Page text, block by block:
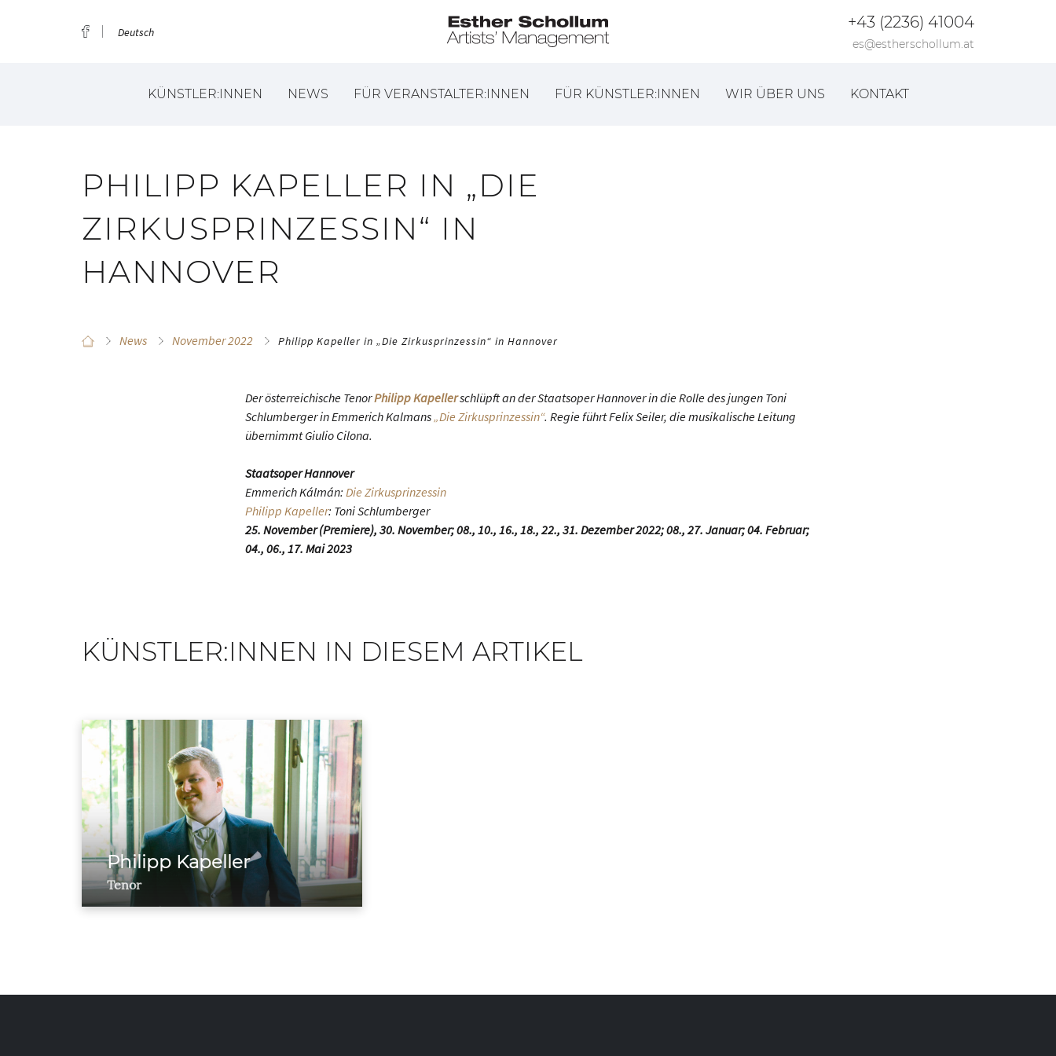
Deutsch
+43 (2236) 41004
es@estherschollum.at
KÜNSTLER:INNEN NEWS FÜR VERANSTALTER:INNEN FÜR KÜNSTLER:INNEN WIR ÜBER UNS KONTAKT
PHILIPP KAPELLER IN „DIE
ZIRKUSPRINZESSIN“ IN
HANNOVER
News November 2022 Philipp Kapeller in „Die Zirkusprinzessin“ in Hannover
Der österreichische TenorPhilipp Kapellerschlüpft an der Staatsoper Hannover in die Rolle des jungen Toni
Schlumberger in Emmerich Kalmans„Die Zirkusprinzessin“. Regie führt Felix Seiler, die musikalische Leitung
übernimmt Giulio Cilona.
Staatsoper Hannover
Emmerich Kálmán: Die Zirkusprinzessin
Philipp Kapeller: Toni Schlumberger
25. November (Premiere), 30. November; 08., 10., 16., 18., 22., 31. Dezember 2022; 08., 27. Januar; 04. Februar;
04., 06., 17. Mai 2023
KÜNSTLER:INNEN IN DIESEM ARTIKEL
Philipp Kapeller
Tenor